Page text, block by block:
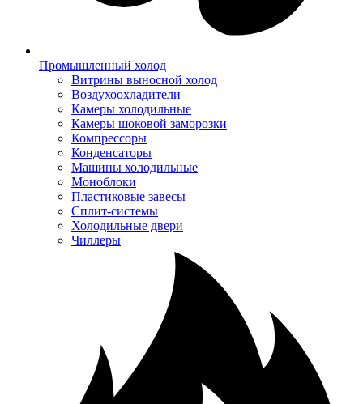
Промышленный холод
Витрины выносной холод
Воздухоохладители
Камеры холодильные
Камеры шоковой заморозки
Компрессоры
Конденсаторы
Машины холодильные
Моноблоки
Пластиковые завесы
Сплит-системы
Холодильные двери
Чиллеры